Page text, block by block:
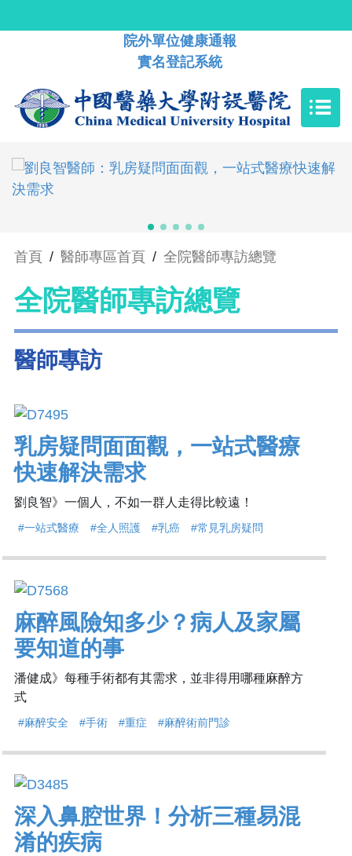
院外單位健康通報
實名登記系統
首頁 / 醫師專區首頁 / 全院醫師專訪總覽
全院醫師專訪總覽
醫師專訪
乳房疑問面面觀，一站式醫療
快速解決需求
劉良智》一個人，不如一群人走得比較遠！
#一站式醫療 #全人照護 #乳癌 #常見乳房疑問
麻醉風險知多少？病人及家屬
要知道的事
潘健成》每種手術都有其需求，並非得用哪種麻醉方
式
#麻醉安全 #手術 #重症 #麻醉術前門診
深入鼻腔世界！分析三種易混
淆的疾病